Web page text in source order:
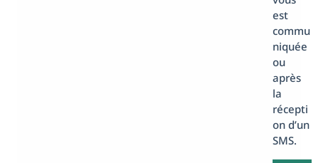
est
commu
niquée
ou
après
la
récepti
on d’un
SMS.